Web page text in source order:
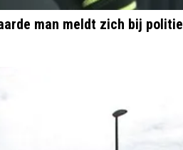
man meldt zich bij politie